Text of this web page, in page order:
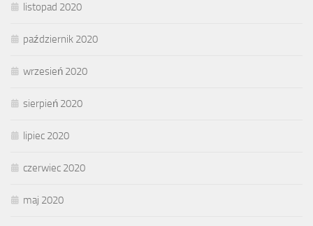
listopad 2020
październik 2020
wrzesień 2020
sierpień 2020
lipiec 2020
czerwiec 2020
maj 2020